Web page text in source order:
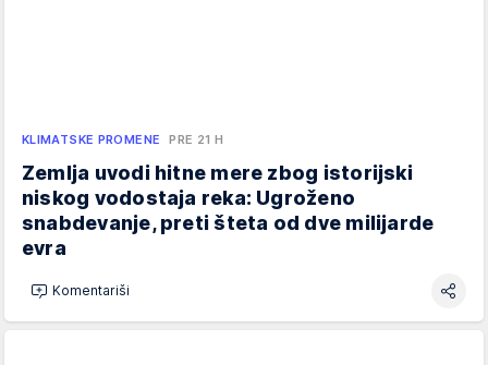
KLIMATSKE PROMENE PRE 21 H
Zemlja uvodi hitne mere zbog istorijski
niskog vodostaja reka: Ugroženo
snabdevanje, preti šteta od dve milijarde
evra
Komentariši